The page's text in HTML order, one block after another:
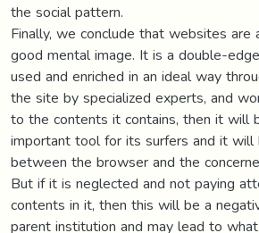
the social pattern.
Finally, we conclude that websites
good mental image. It is a double-
used and enriched in an ideal way
the site by specialized experts, and
to the contents it contains, then it will
important tool for its surfers and it
between the browser and the
But if it is neglected and not paying
contents in it, then this will be a
parent institution and may lead to